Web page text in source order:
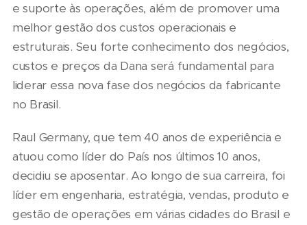
e suporte às operações, além de promover uma
melhor gestão dos custos operacionais e
estruturais. Seu forte conhecimento dos negócios,
custos e preços da Dana será fundamental para
liderar essa nova fase dos negócios da fabricante
no Brasil.
Raul Germany, que tem 40 anos de experiência e
atuou como líder do País nos últimos 10 anos,
decidiu se aposentar. Ao longo de sua carreira, foi
líder em engenharia, estratégia, vendas, produto e
gestão de operações em várias cidades do Brasil e